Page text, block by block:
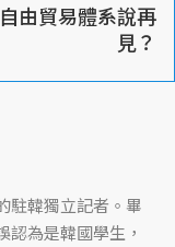
由貿易體系說再
見？
駐韓獨立記者。畢
認為是韓國學生，